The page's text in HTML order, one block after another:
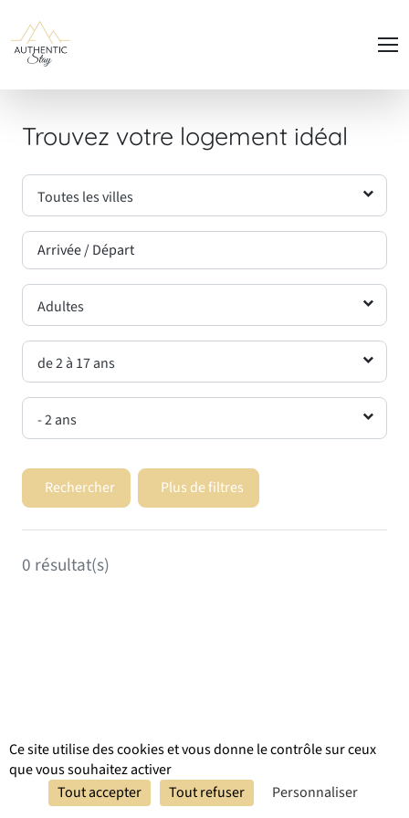
Trouvez votre logement idéal
Toutes les villes
Adultes
de 2 à 17 ans
- 2 ans
Rechercher Plus de filtres
0 résultat(s)
Ce site utilise des cookies et vous donne le contrôle sur ceux
que vous souhaitez activer
Tout accepter
Tout refuser Personnaliser